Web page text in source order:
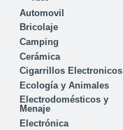
Automovil
Bricolaje
Camping
Cerámica
Cigarrillos Electronicos
Ecología y Animales
Electrodomésticos y
Menaje
Electrónica